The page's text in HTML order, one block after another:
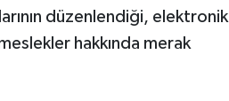
düzenlendiği, elektronik
hakkında merak